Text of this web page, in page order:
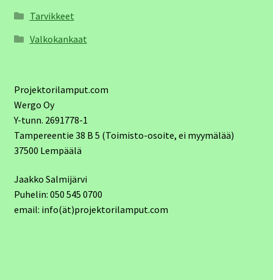
Tarvikkeet
Valkokankaat
Projektorilamput.com
Wergo Oy
Y-tunn. 2691778-1
Tampereentie 38 B 5 (Toimisto-osoite, ei myymälää)
37500 Lempäälä
Jaakko Salmijärvi
Puhelin: 050 545 0700
email: info(ät)projektorilamput.com